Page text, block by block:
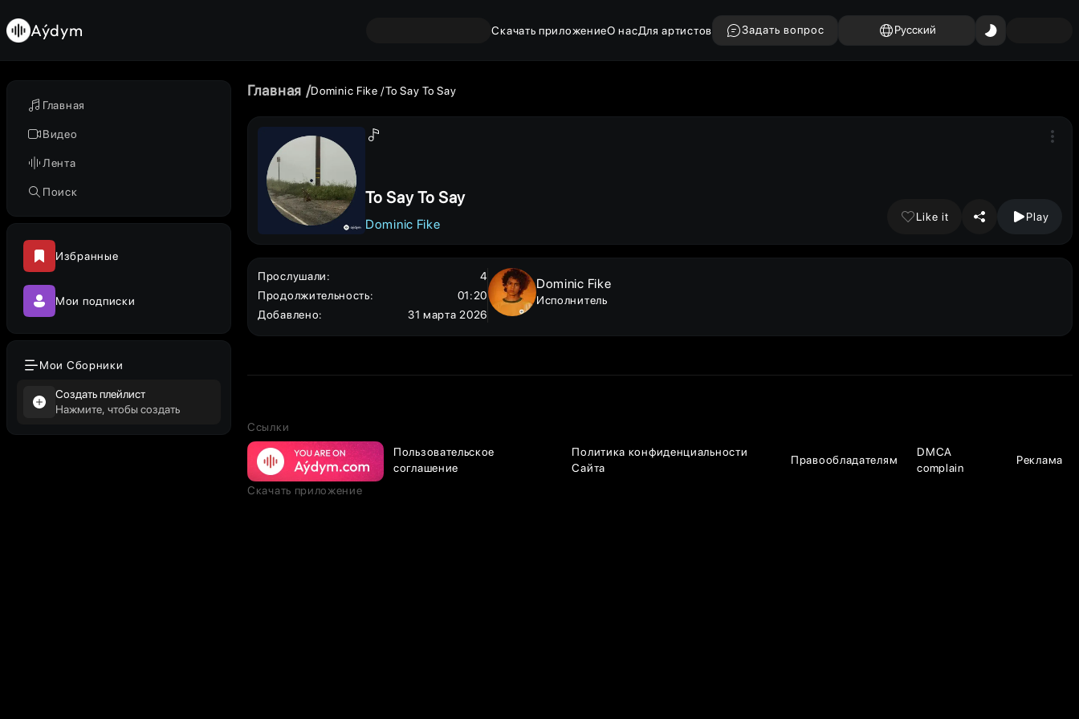
Главная
Видео
Лента
Поиск
Избранные
Мои подписки
Мои Сборники
Создать плейлист
Нажмите, чтобы создать
Aýdym Скачать приложениеО насДля артистов Задать вопрос Русский
Главная Dominic Fike To Say To Say
To Say To Say
Dominic Fike
Like it Play
Прослушали:
4
Продолжительность:
01:20
Добавлено: 31 марта 2026
Dominic Fike
Исполнитель
Ссылки
Пользовательское
соглашение
Политика конфиденциальности
Сайта
Правообладателям
DMCA
complain
Реклама
Скачать приложение